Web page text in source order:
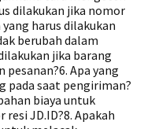
dilakukan jika nomor
harus dilakukan
berubah dalam
jika barang
Apa yang
pada saat pengiriman?
biaya untuk
JD.ID?8. Apakah